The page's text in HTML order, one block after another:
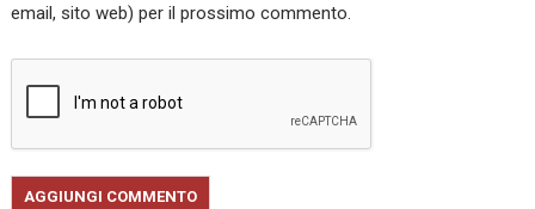
email, sito web) per il prossimo commento.